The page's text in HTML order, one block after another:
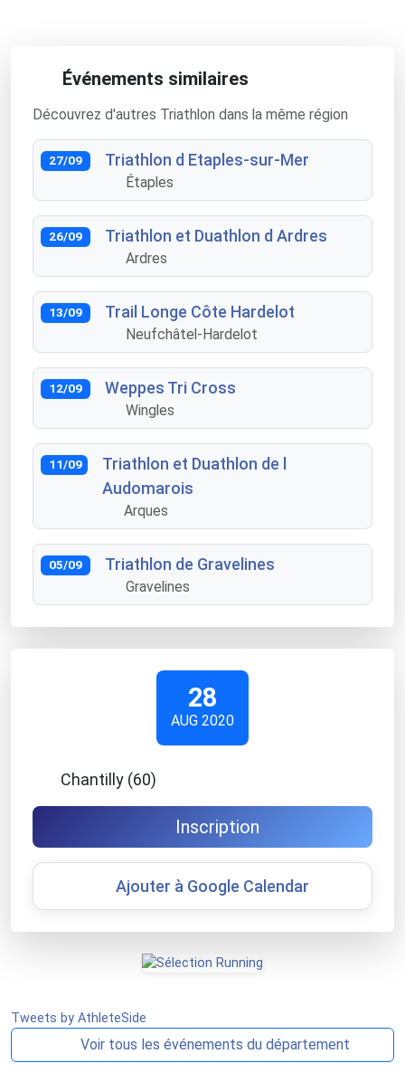
Événements similaires
Découvrez d'autres Triathlon dans la même région
27/09 Triathlon d Etaples-sur-Mer
Étaples
26/09 Triathlon et Duathlon d Ardres
Ardres
13/09 Trail Longe Côte Hardelot
Neufchâtel-Hardelot
12/09 Weppes Tri Cross
Wingles
11/09
Triathlon et Duathlon de l
Audomarois
Arques
05/09 Triathlon de Gravelines
Gravelines
28
AUG 2020
Chantilly (60)
Inscription
Ajouter à Google Calendar
Tweets by AthleteSide
Voir tous les événements du département